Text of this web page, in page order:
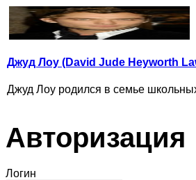
Джуд Лоу (David Jude Heyworth
Джуд Лоу родился в семье
Авторизация
Логин